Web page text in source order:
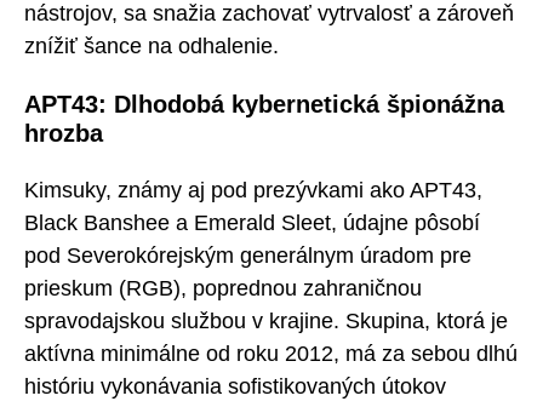
nástrojov, sa snažia zachovať vytrvalosť a zároveň
znížiť šance na odhalenie.
APT43: Dlhodobá kybernetická špionážna
hrozba
Kimsuky, známy aj pod prezývkami ako APT43,
Black Banshee a Emerald Sleet, údajne pôsobí
pod Severokórejským generálnym úradom pre
prieskum (RGB), poprednou zahraničnou
spravodajskou službou v krajine. Skupina, ktorá je
aktívna minimálne od roku 2012, má za sebou dlhú
históriu vykonávania sofistikovaných útokov